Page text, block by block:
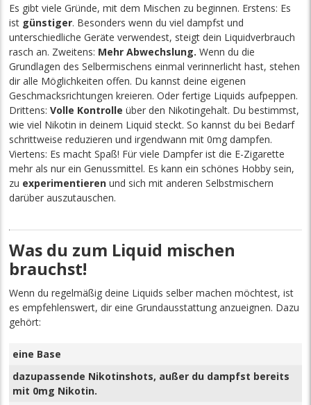
Es gibt viele Gründe, mit dem Mischen zu beginnen. Erstens: Es
ist günstiger. Besonders wenn du viel dampfst und
unterschiedliche Geräte verwendest, steigt dein Liquidverbrauch
rasch an. Zweitens: Mehr Abwechslung. Wenn du die
Grundlagen des Selbermischens einmal verinnerlicht hast, stehen
dir alle Möglichkeiten offen. Du kannst deine eigenen
Geschmacksrichtungen kreieren. Oder fertige Liquids aufpeppen.
Drittens:Volle Kontrolle über den Nikotingehalt. Du bestimmst,
wie viel Nikotin in deinem Liquid steckt. So kannst du bei Bedarf
schrittweise reduzieren und irgendwann mit 0mg dampfen.
Viertens: Es macht Spaß! Für viele Dampfer ist die E-Zigarette
mehr als nur ein Genussmittel. Es kann ein schönes Hobby sein,
zu experimentieren und sich mit anderen Selbstmischern
darüber auszutauschen.
Was du zum Liquid mischen
brauchst!
Wenn du regelmäßig deine Liquids selber machen möchtest, ist
es empfehlenswert, dir eine Grundausstattung anzueignen. Dazu
gehört:
eine Base
dazupassende Nikotinshots, außer du dampfst bereits
mit 0mg Nikotin.